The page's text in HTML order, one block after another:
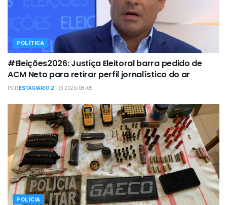
POLÍTICA
#Eleições2026: Justiça Eleitoral barra pedido de
ACM Neto para retirar perfil jornalístico do ar
PORESTAGIÁRIO 2 2026/08/05
POLÍCIA